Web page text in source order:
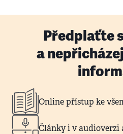
Předplaťte
a
Online přístup ke
Články i v